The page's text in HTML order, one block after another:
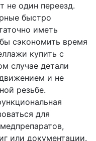
не один переезд.
быстро
иметь
сэкономить время
купить с
случае детали
и не
резьбе.
для
или документации.